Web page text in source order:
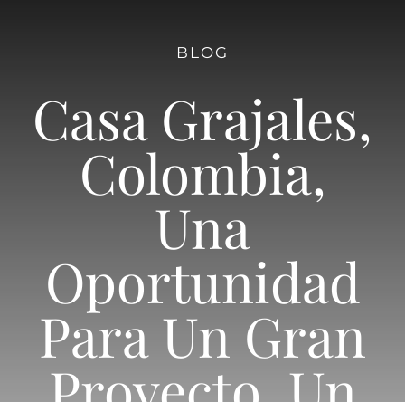
BLOG
Casa Grajales,
Colombia,
Una
Oportunidad
Para Un Gran